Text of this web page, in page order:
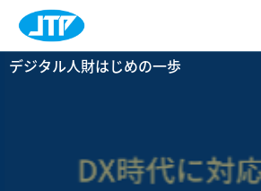
デジタル人財はじめの一歩